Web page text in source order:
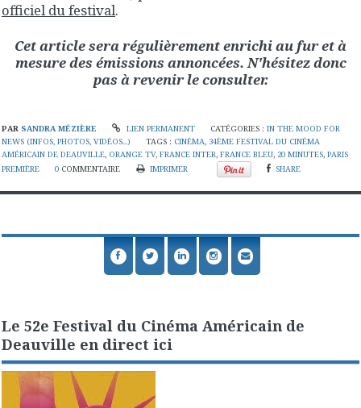
officiel du festival.
Cet article sera régulièrement enrichi au fur et à
mesure des émissions annoncées. N'hésitez donc
pas à revenir le consulter.
PAR SANDRA MÉZIÈRE LIEN PERMANENT CATÉGORIES :IN THE MOOD FOR
NEWS (INFOS, PHOTOS, VIDÉOS...)
TAGS : CINÉMA, 34ÈME FESTIVAL DU CINÉMA
AMÉRICAIN DE DEAUVILLE, ORANGE TV, FRANCE INTER, FRANCE BLEU, 20 MINUTES, PARIS
PREMIÈRE
0 COMMENTAIRE IMPRIMER SHARE
Le 52e Festival du Cinéma Américain de
Deauville en direct ici